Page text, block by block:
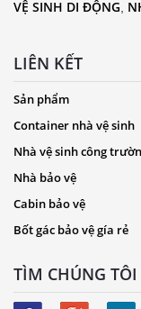
VỆ SINH DI ĐỘNG
LIÊN KẾT
Sản phẩm
Container nhà vệ sinh
Nhà vệ sinh công
Nhà bảo vệ
Cabin bảo vệ
Bốt gác bảo vệ gía rẻ
TÌM CHÚNG TÔI